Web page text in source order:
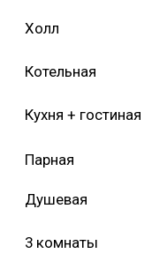
Холл
Котельная
Кухня + гостиная
Парная
Душевая
3 комнаты